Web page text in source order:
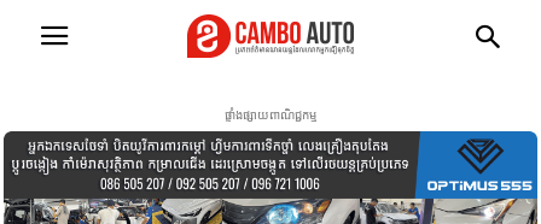
ផ្ទាំងផ្សាយពាណិជ្ជកម្ម